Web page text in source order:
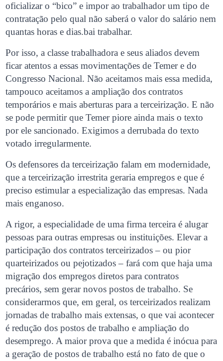
oficializar o “bico” e impor ao trabalhador um tipo de
contratação pelo qual não saberá o valor do salário nem
quantas horas e dias.bai trabalhar.
Por isso, a classe trabalhadora e seus aliados devem
ficar atentos a essas movimentações de Temer e do
Congresso Nacional. Não aceitamos mais essa medida,
tampouco aceitamos a ampliação dos contratos
temporários e mais aberturas para a terceirização. E não
se pode permitir que Temer piore ainda mais o texto
por ele sancionado. Exigimos a derrubada do texto
votado irregularmente.
Os defensores da terceirização falam em modernidade,
que a terceirização irrestrita geraria empregos e que é
preciso estimular a especialização das empresas. Nada
mais enganoso.
A rigor, a especialidade de uma firma terceira é alugar
pessoas para outras empresas ou instituições. Elevar a
participação dos contratos terceirizados – ou pior
quarteirizados ou pejotizados – fará com que haja uma
migração dos empregos diretos para contratos
precários, sem gerar novos postos de trabalho. Se
considerarmos que, em geral, os terceirizados realizam
jornadas de trabalho mais extensas, o que vai acontecer
é redução dos postos de trabalho e ampliação do
desemprego. A maior prova que a medida é inócua para
a geração de postos de trabalho está no fato de que o